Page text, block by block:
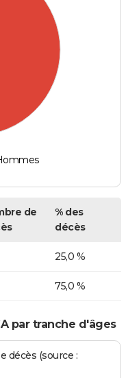
de
% des
décès
25,0 %
75,0 %
par tranche d'âges
décès (source :